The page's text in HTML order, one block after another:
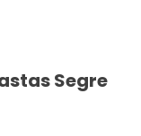
Segre